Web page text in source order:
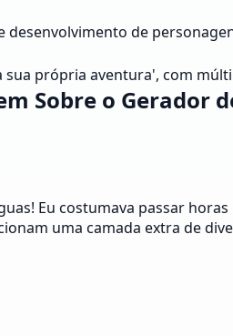
de
própria aventura', com
Sobre o Gerador
Eu costumava passar
uma camada extra de